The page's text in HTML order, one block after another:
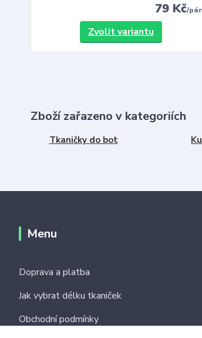
79 Kč/pár
Zvolit variantu
Zboží zařazeno v kategoriích
Tkaničky do bot
Menu
Doprava a platba
Jak vybrat délku tkaniček
Obchodní podmínky